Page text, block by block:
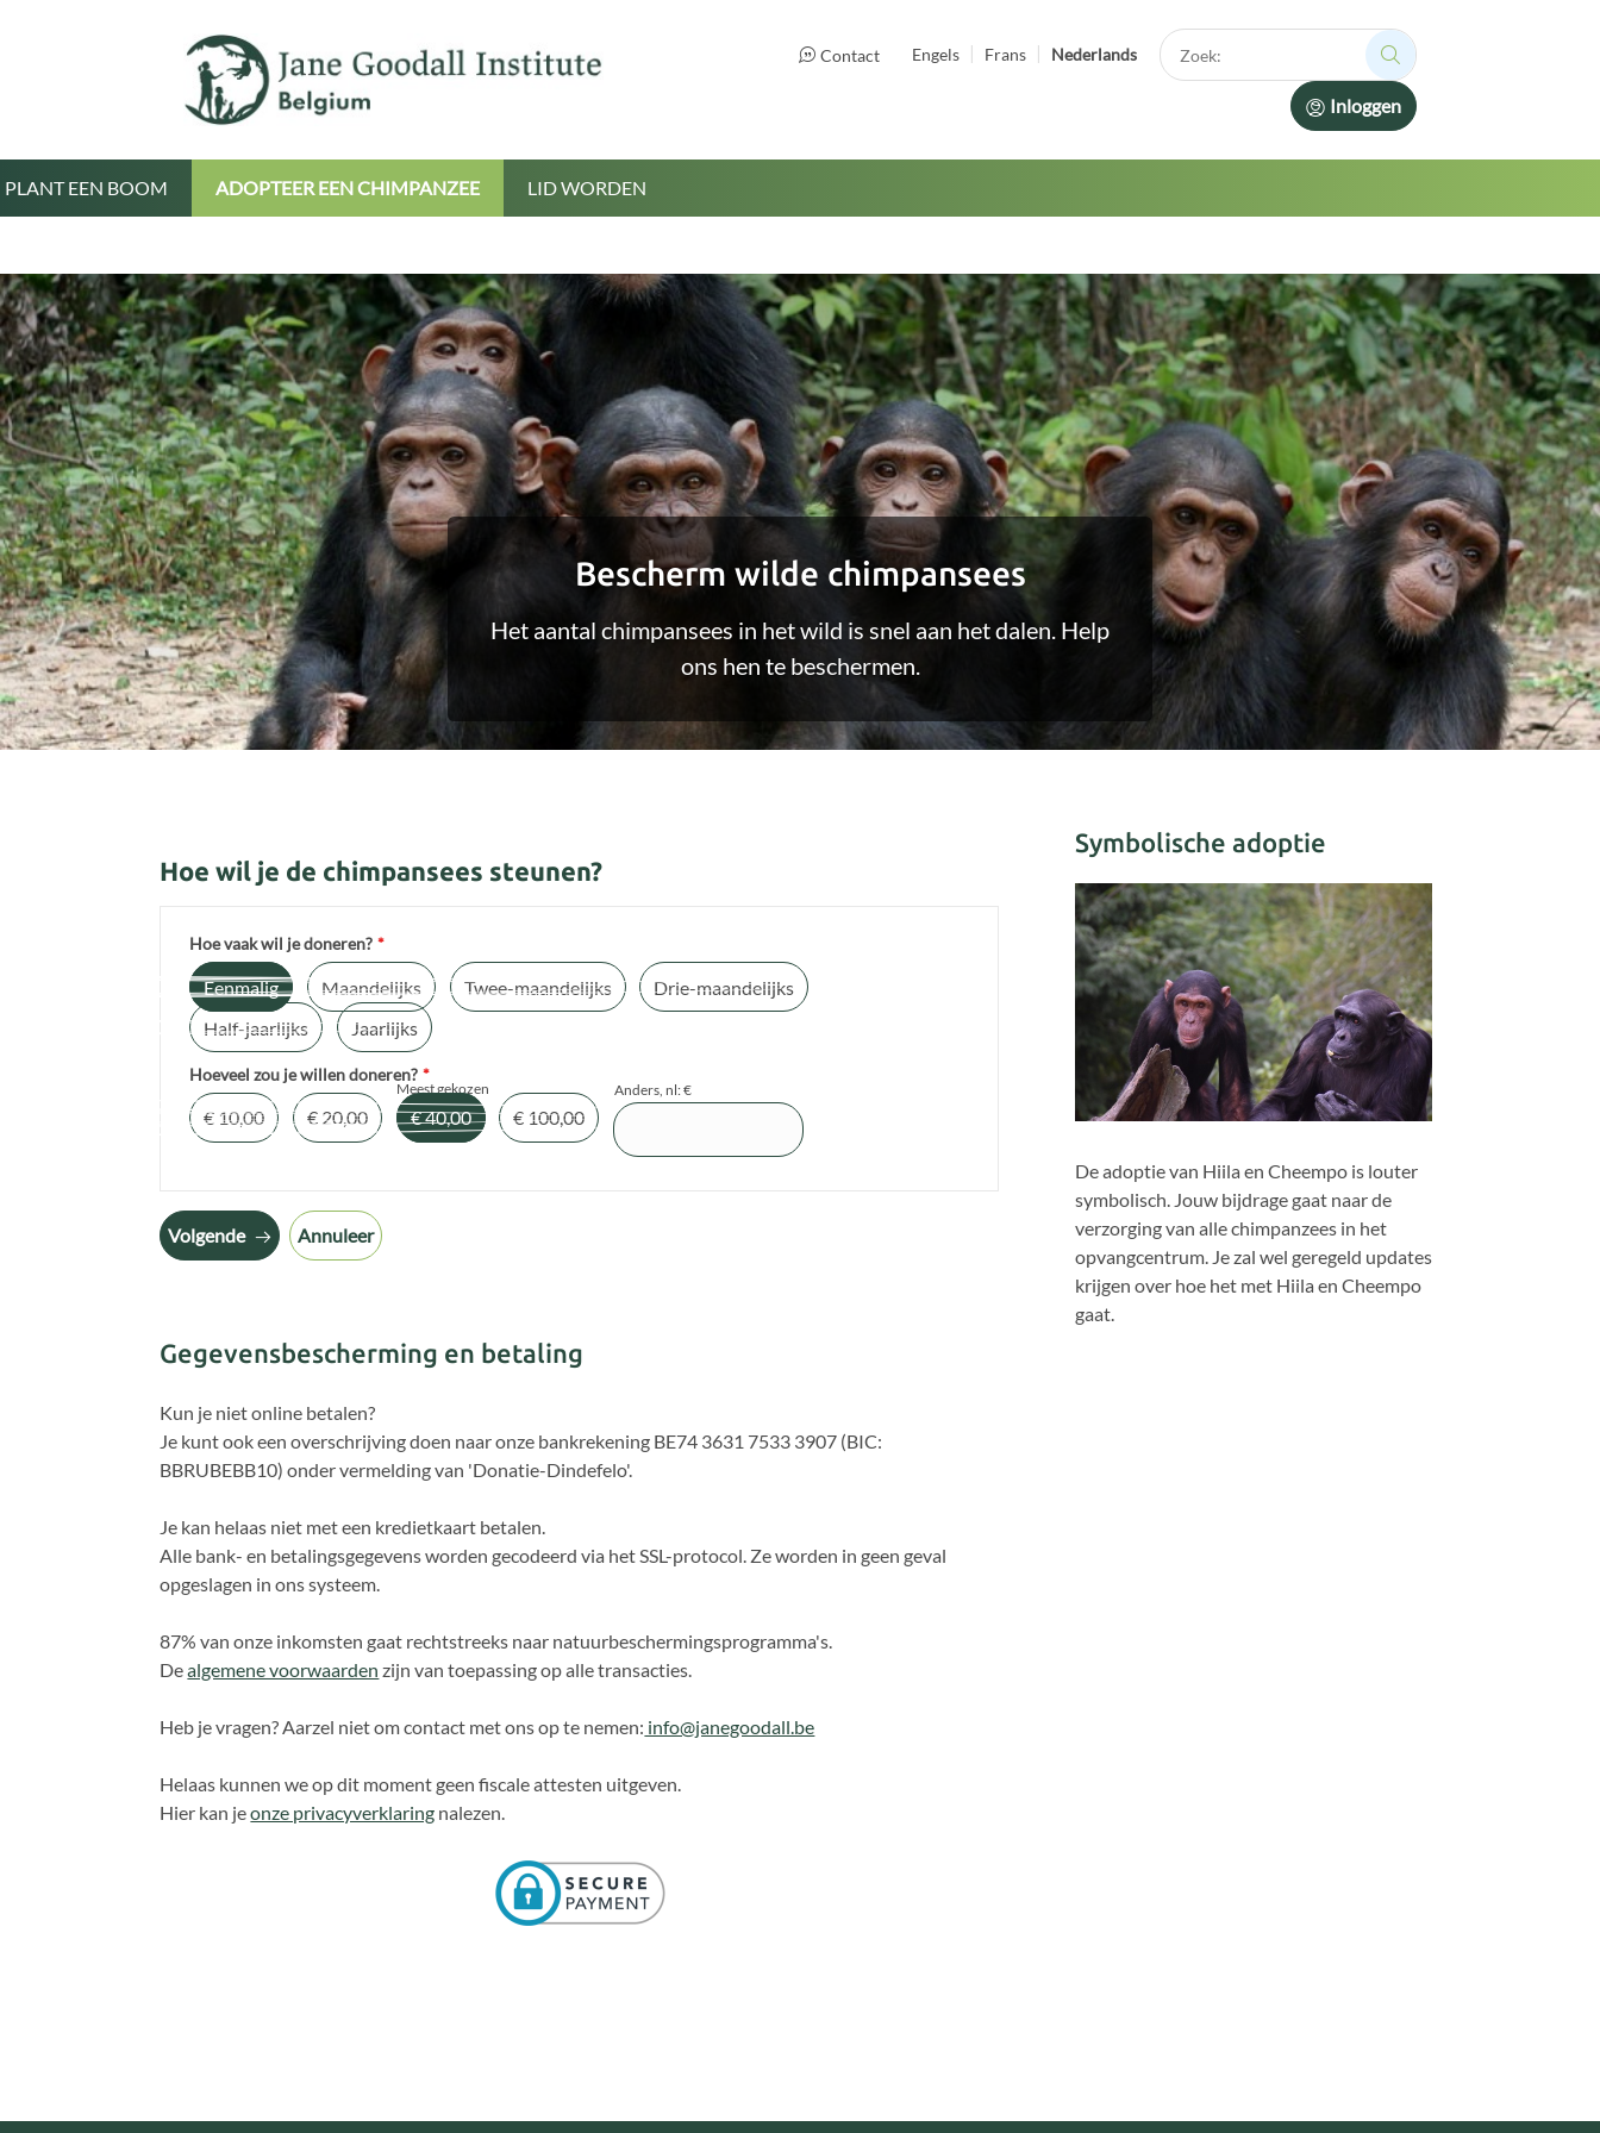
Contact Engels Frans Nederlands
Zoek:
Zoek:
Inloggen
PLANT EEN BOOM ADOPTEER EEN CHIMPANZEE LID WORDEN
Bescherm wilde chimpansees
Het aantal chimpansees in het wild is snel aan het dalen. Help
ons hen te beschermen.
Hoe wil je de chimpansees steunen?
Hoe vaak wil je doneren? *
Eenmalig Maandelijks Twee-maandelijks
Drie-maandelijks
Half-jaarlijks
Jaarlijks
Hoeveel zou je willen doneren? *
€ 10,00 € 20,00
Meest gekozen
€ 40,00 € 100,00
Anders, nl: €
Volgende Annuleer
Gegevensbescherming en betaling
Kun je niet online betalen?
Je kunt ook een overschrijving doen naar onze bankrekening BE74 3631 7533 3907 (BIC:
BBRUBEBB10) onder vermelding van 'Donatie-Dindefelo'.
Je kan helaas niet met een kredietkaart betalen.
Alle bank- en betalingsgegevens worden gecodeerd via het SSL-protocol. Ze worden in geen geval
opgeslagen in ons systeem.
87% van onze inkomsten gaat rechtstreeks naar natuurbeschermingsprogramma's.
Dealgemene voorwaarden zijn van toepassing op alle transacties.
Heb je vragen? Aarzel niet om contact met ons op te nemen: info@janegoodall.be
Helaas kunnen we op dit moment geen fiscale attesten uitgeven.
Hier kan jeonze privacyverklaring nalezen.
Symbolische adoptie
De adoptie van Hiila en Cheempo is louter
symbolisch. Jouw bijdrage gaat naar de
verzorging van alle chimpanzees in het
opvangcentrum. Je zal wel geregeld updates
krijgen over hoe het met Hiila en Cheempo
gaat.